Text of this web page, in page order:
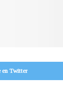
en Twitter